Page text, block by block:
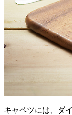
キャベツには、ダ